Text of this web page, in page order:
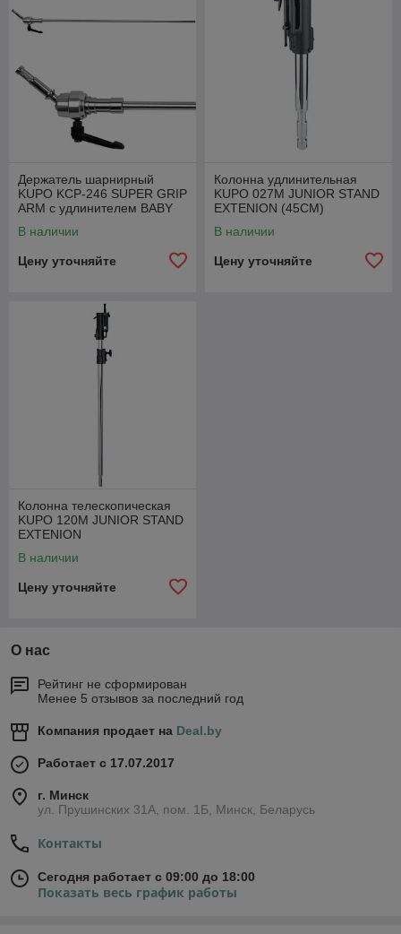
Держатель шарнирный
KUPO KCP-246 SUPER GRIP
ARM с удлинителем BABY
В наличии
Цену уточняйте
Колонна удлинительная
KUPO 027M JUNIOR STAND
EXTENION (45CM)
В наличии
Цену уточняйте
Колонна телескопическая
KUPO 120M JUNIOR STAND
EXTENION
В наличии
Цену уточняйте
О нас
Рейтинг не сформирован
Менее 5 отзывов за последний год
Компания продает на Deal.by
Работает с 17.07.2017
г. Минск
ул. Прушинских 31А, пом. 1Б, Минск, Беларусь
Контакты
Сегодня работает с 09:00 до 18:00
Показать весь график работы